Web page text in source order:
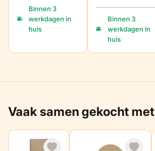
Binnen 3
werkdagen in
huis
Binnen 3
werkdagen in
huis
Vaak samen gekocht met